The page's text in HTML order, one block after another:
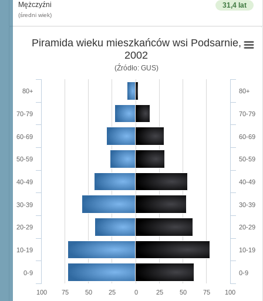
31,4 lat
Mężczyźni
(średni wiek)
Piramida wieku mieszkańców wsi Podsarnie,
2002
(Źródło: GUS)
0-9
10-19
20-29
30-39
40-49
50-59
60-69
70-79
80+
0-9
10-19
20-29
30-39
40-49
50-59
60-69
70-79
80+
100 75 50 25 0 25 50 75 100